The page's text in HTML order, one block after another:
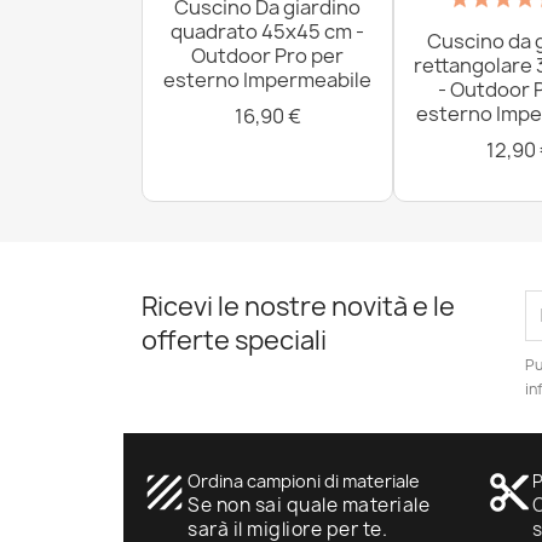
Cuscino Da giardino
quadrato 45x45 cm -
Outdoor Pro per
esterno Impermeabile
16,90 €
Cuscino da
rettangolare
- Outdoor
esterno
12,90
Ricevi le nostre novità e le
offerte speciali
texture Ordina campioni di materiale
Se non sai quale materiale
sarà il migliore per te.
content_cut